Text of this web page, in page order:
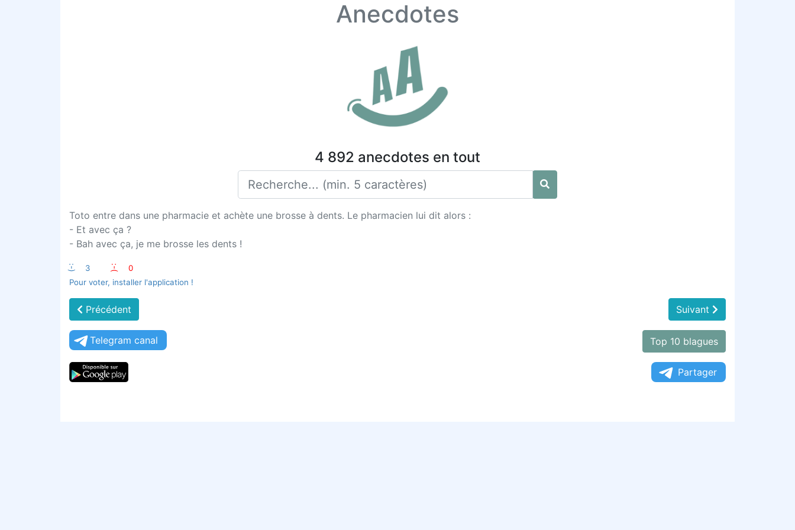
Anecdotes
4 892 anecdotes en tout
Toto entre dans une pharmacie et achète une brosse à dents. Le pharmacien lui dit alors :
- Et avec ça ?
- Bah avec ça, je me brosse les dents !
:-) 3 :-(
0
Pour voter, installer l'application !
Précédent Suivant
Telegram canal Top 10 blagues
Partager